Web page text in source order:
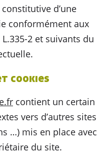
d’une
conformément aux
2 et suivants du
cookies
contient un certain
vers d’autres sites
…) mis en place avec
du site.